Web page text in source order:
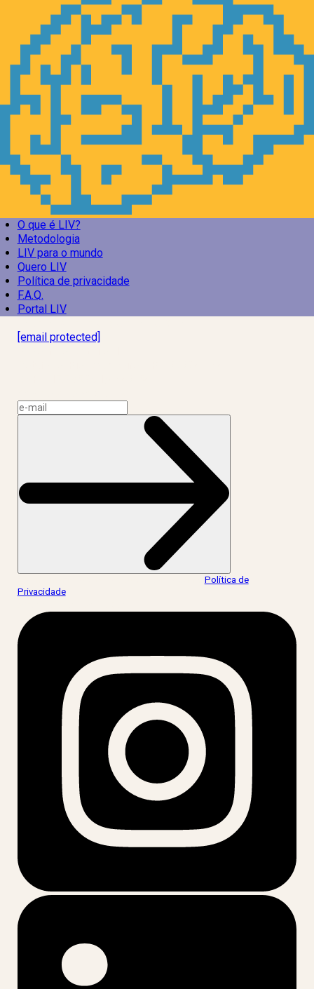
O que é LIV?
Metodologia
LIV para o mundo
Quero LIV
Política de privacidade
F.A.Q.
Portal LIV
[email protected]
Política de
Privacidade.